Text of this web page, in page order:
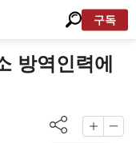
구독
방역인력에